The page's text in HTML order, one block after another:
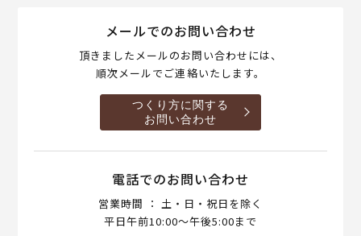
メールでのお問い合わせ
頂きましたメールのお問い合わせには、
順次メールでご連絡いたします。
つくり方に関する
お問い合わせ
電話でのお問い合わせ
営業時間 ： 土・日・祝日を除く
平日午前10:00～午後5:00まで